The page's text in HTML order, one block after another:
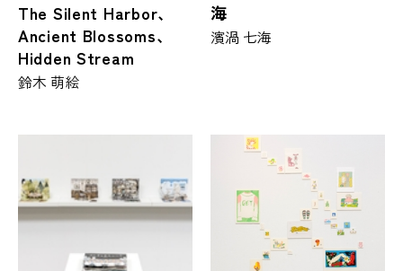
The Silent Harbor、
Ancient Blossoms、
Hidden Stream
鈴木 萌絵
海
濱渦 七海